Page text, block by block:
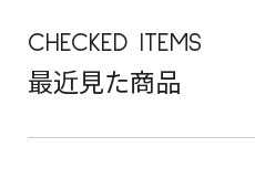
CHECKED ITEMS
最近見た商品